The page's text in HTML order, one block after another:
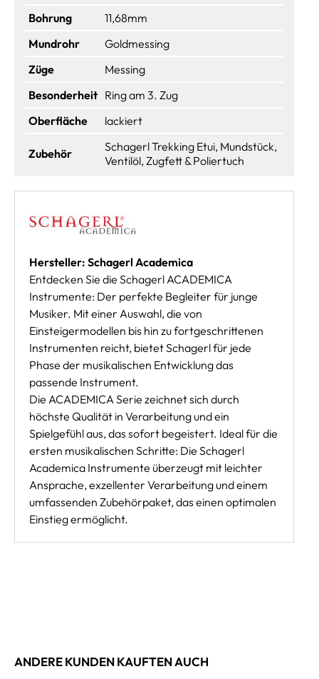
Bohrung
11,68mm
Mundrohr
Goldmessing
Züge
Messing
Besonderheit Ring am 3. Zug
Oberfläche
lackiert
Zubehör
Schagerl Trekking Etui, Mundstück,
Ventilöl, Zugfett & Poliertuch
Hersteller: Schagerl Academica
Entdecken Sie die Schagerl ACADEMICA
Instrumente: Der perfekte Begleiter für junge
Musiker. Mit einer Auswahl, die von
Einsteigermodellen bis hin zu fortgeschrittenen
Instrumenten reicht, bietet Schagerl für jede
Phase der musikalischen Entwicklung das
passende Instrument.
Die ACADEMICA Serie zeichnet sich durch
höchste Qualität in Verarbeitung und ein
Spielgefühl aus, das sofort begeistert. Ideal für die
ersten musikalischen Schritte: Die Schagerl
Academica Instrumente überzeugt mit leichter
Ansprache, exzellenter Verarbeitung und einem
umfassenden Zubehörpaket, das einen optimalen
Einstieg ermöglicht.
ANDERE KUNDEN KAUFTEN AUCH